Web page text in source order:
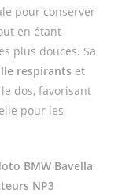
pour conserver
en étant
plus douces. Sa
respirants et
dos, favorisant
pour les
BMW Bavella
NP3